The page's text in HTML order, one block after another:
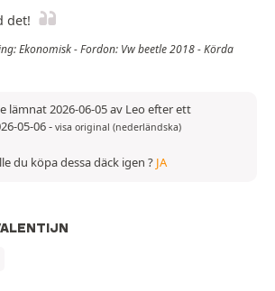
det!
Ekonomisk - Fordon: Vw beetle 2018 - Körda
lämnat 2026-06-05 av Leo efter ett
05-06- visa original (nederländska)
du köpa dessa däck igen ? JA